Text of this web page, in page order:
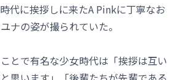
代に挨拶しに来たA Pinkに丁寧なお
ナの姿が撮られていた。
とで有名な少女時代は「挨拶は互い